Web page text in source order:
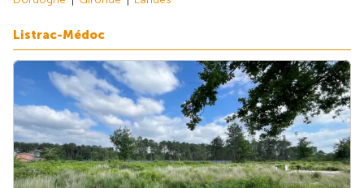
Listrac-Médoc